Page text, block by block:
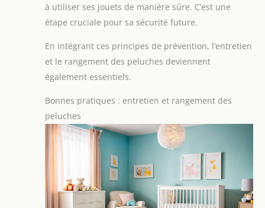
à utiliser ses jouets de manière sûre. C’est une
étape cruciale pour sa sécurité future.
En intégrant ces principes de prévention, l’entretien
et le rangement des peluches deviennent
également essentiels.
Bonnes pratiques : entretien et rangement des
peluches